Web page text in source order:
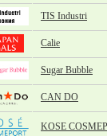
TIS Industri
Calie
Sugar Bubble
CAN DO
KOSE